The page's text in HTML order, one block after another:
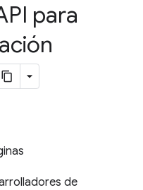
para
de